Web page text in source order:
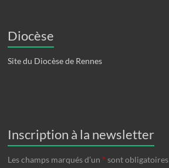
Diocèse
Site du Diocèse de Rennes
Inscription à la newsletter
Les champs marqués d’un * sont obligatoires